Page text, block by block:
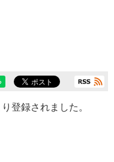
り登録されました。